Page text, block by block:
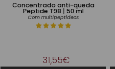
Concentrado anti-queda
Peptide T98 | 50 ml
Com multipeptídeos
31,55€